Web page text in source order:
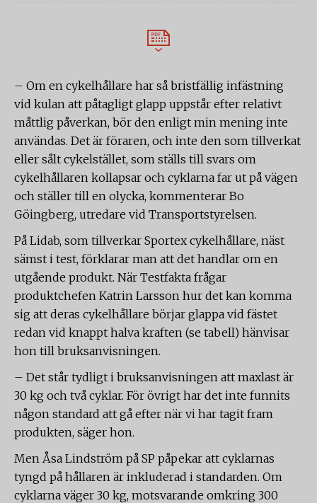
– Om en cykelhållare har så bristfällig infästning
vid kulan att påtagligt glapp uppstår efter relativt
måttlig påverkan, bör den enligt min mening inte
användas. Det är föraren, och inte den som tillverkat
eller sålt cykelstället, som ställs till svars om
cykelhållaren kollapsar och cyklarna far ut på vägen
och ställer till en olycka, kommenterar Bo
Göingberg, utredare vid Transportstyrelsen.
På Lidab, som tillverkar Sportex cykelhållare, näst
sämst i test, förklarar man att det handlar om en
utgående produkt. När Testfakta frågar
produktchefen Katrin Larsson hur det kan komma
sig att deras cykelhållare börjar glappa vid fästet
redan vid knappt halva kraften (se tabell) hänvisar
hon till bruksanvisningen.
– Det står tydligt i bruksanvisningen att maxlast är
30 kg och två cyklar. För övrigt har det inte funnits
någon standard att gå efter när vi har tagit fram
produkten, säger hon.
Men Åsa Lindström på SP påpekar att cyklarnas
tyngd på hållaren är inkluderad i standarden. Om
cyklarna väger 30 kg, motsvarande omkring 300